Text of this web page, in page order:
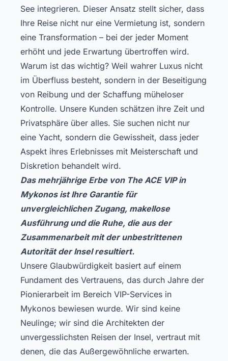
See integrieren. Dieser Ansatz stellt sicher, dass
Ihre Reise nicht nur eine Vermietung ist, sondern
eine Transformation – bei der jeder Moment
erhöht und jede Erwartung übertroffen wird.
Warum ist das wichtig? Weil wahrer Luxus nicht
im Überfluss besteht, sondern in der Beseitigung
von Reibung und der Schaffung müheloser
Kontrolle. Unsere Kunden schätzen ihre Zeit und
Privatsphäre über alles. Sie suchen nicht nur
eine Yacht, sondern die Gewissheit, dass jeder
Aspekt ihres Erlebnisses mit Meisterschaft und
Diskretion behandelt wird.
Das mehrjährige Erbe von The ACE VIP in
Mykonos ist Ihre Garantie für
unvergleichlichen Zugang, makellose
Ausführung und die Ruhe, die aus der
Zusammenarbeit mit der unbestrittenen
Autorität der Insel resultiert.
Unsere Glaubwürdigkeit basiert auf einem
Fundament des Vertrauens, das durch Jahre der
Pionierarbeit im Bereich VIP-Services in
Mykonos bewiesen wurde. Wir sind keine
Neulinge; wir sind die Architekten der
unvergesslichsten Reisen der Insel, vertraut mit
denen, die das Außergewöhnliche erwarten.